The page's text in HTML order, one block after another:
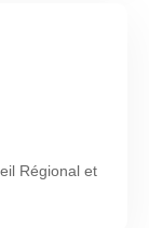
Régional et